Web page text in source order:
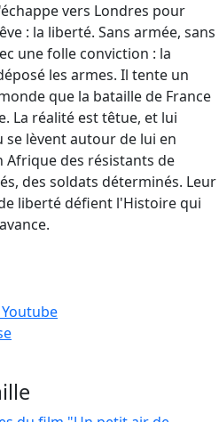
vers Londres pour
: la liberté. Sans armée, sans
une folle conviction : la
les armes. Il tente un
que la bataille de France
La réalité est têtue, et lui
lèvent autour de lui en
Afrique des résistants de
des soldats déterminés. Leur
liberté défient l'Histoire qui